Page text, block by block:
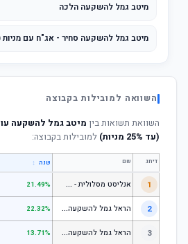
מיטב גמל להשקעה הלכה
השוואה למובילות בקבוצה
השוואת תשואות בין מיטב גמל להשקעה
(עד 25% מניות)
למובילות בקבוצה:
דירוג שם שנה ↕
1 א
נליסט מסלולית - קופת גמל להשקעה מניות 21.49%
2 ה
ראל גמל להשקעה מניות 22.32%
3 ה
ראל גמל להשקעה כללי 13.71%